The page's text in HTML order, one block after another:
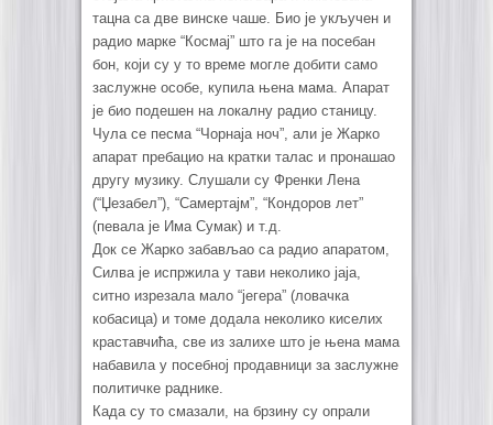
тацна са две винске чаше. Био је укључен и
радио марке “Космај” што га је на посебан
бон, који су у то време могле добити само
заслужне особе, купила њена мама. Апарат
је био подешен на локалну радио станицу.
Чула се песма “Чорнаја ноч”, али је Жарко
апарат пребацио на кратки талас и пронашао
другу музику. Слушали су Френки Лена
(“Џезабел”), “Самертајм”, “Кондоров лет”
(певала је Има Сумак) и т.д.
Док се Жарко забављао са радио апаратом,
Силва је испржила у тави неколико јаја,
ситно изрезала мало “јегера” (ловачка
кобасица) и томе додала неколико киселих
краставчића, све из залихе што је њена мама
набавила у посебној продавници за заслужне
политичке раднике.
Када су то смазали, на брзину су опрали